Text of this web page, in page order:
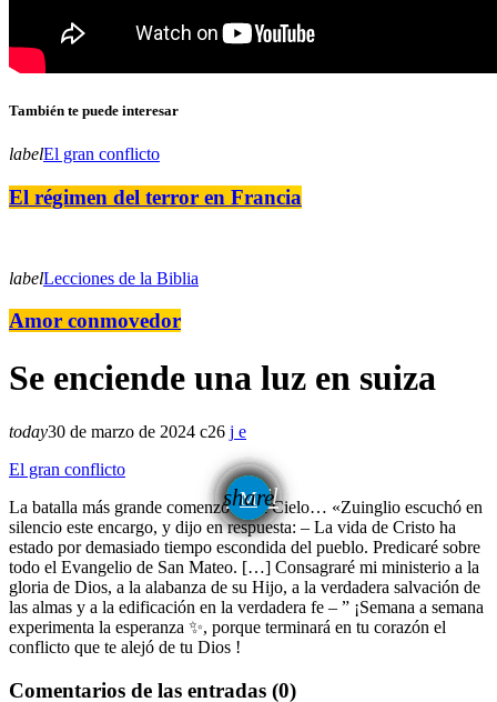
También te puede interesar
labelEl gran conflicto
El régimen del terror en Francia
labelLecciones de la Biblia
Amor conmovedor
Se enciende una luz en suiza
today30 de marzo de 2024
26
El gran conflicto
share
email
La batalla más grande comenzó en el Cielo… «Zuinglio escuchó en
silencio este encargo, y dijo en respuesta: – La vida de Cristo ha
estado por demasiado tiempo escondida del pueblo. Predicaré sobre
todo el Evangelio de San Mateo. […] Consagraré mi ministerio a la
gloria de Dios, a la alabanza de su Hijo, a la verdadera salvación de
las almas y a la edificación en la verdadera fe – ” ¡Semana a semana
experimenta la esperanza ✨, porque terminará en tu corazón el
conflicto que te alejó de tu Dios !
Comentarios de las entradas (0)